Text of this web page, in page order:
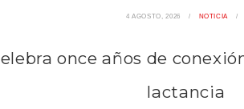
4 AGOSTO, 2026 NOTICIA
once años de
lactancia